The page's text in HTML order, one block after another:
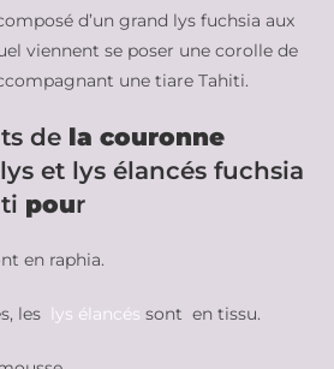
d’un grand lys fuchsia aux
viennent se poser une corolle de
une tiare Tahiti.
de la couronne
et lys élancés fuchsia
pour
en raphia.
les lys élancéssont en tissu.